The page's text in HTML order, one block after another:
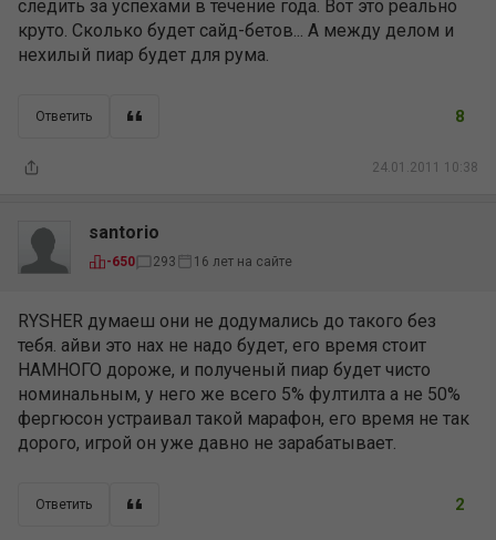
следить за успехами в течение года. Вот это реально
круто. Сколько будет сайд-бетов... А между делом и
нехилый пиар будет для рума.
Ответить
24.01.2011 10:38
8
santorio
-650 293 16 лет на сайте
RYSHER думаеш они не додумались до такого без
тебя. айви это нах не надо будет, его время стоит
НАМНОГО дороже, и полученый пиар будет чисто
номинальным, у него же всего 5% фултилта а не 50%
фергюсон устраивал такой марафон, его время не так
дорого, игрой он уже давно не зарабатывает.
Ответить 2